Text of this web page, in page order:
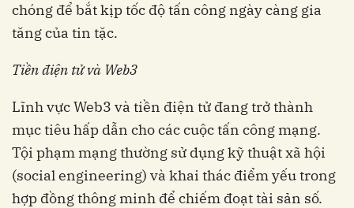
chóng để bắt kịp tốc độ tấn công ngày càng gia
tăng của tin tặc.
Tiền điện tử và Web3
Lĩnh vực Web3 và tiền điện tử đang trở thành
mục tiêu hấp dẫn cho các cuộc tấn công mạng.
Tội phạm mạng thường sử dụng kỹ thuật xã hội
(social engineering) và khai thác điểm yếu trong
hợp đồng thông minh để chiếm đoạt tài sản số.